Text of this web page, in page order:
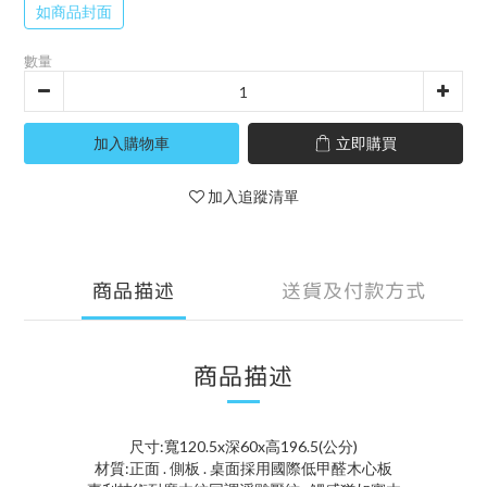
如商品封面
數量
加入購物車 立即購買
加入追蹤清單
商品描述 送貨及付款方式
商品描述
尺寸:寬120.5x深60x高196.5(公分)
材質:正面 . 側板 . 桌面採用國際低甲醛木心板